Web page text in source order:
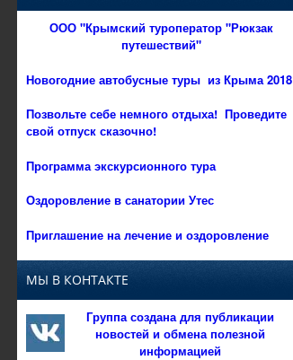
ООО "Крымский туроператор "Рюкзак
путешествий"
Новогодние автобусные туры из Крыма 2018
Позвольте себе немного отдыха! Проведите
свой отпуск сказочно!
Программа экскурсионного тура
Оздоровление в санатории Утес
Приглашение на лечение и оздоровление
МЫ В КОНТАКТЕ
Группа создана для публикации
новостей и обмена полезной
информацией